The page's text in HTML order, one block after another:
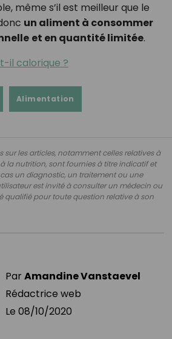
même s’il est meilleur que le
un aliment à consommer
et en quantité limitée.
il calorique ?
Alimentation
sur les articles, notamment celles relatives à
la nutrition, sont fournies à titre indicatif et
un diagnostic, un traitement ou une
est invité à consulter un médecin ou
qualifié pour toute question relative à son
ParAmandine Vanstaevel
Rédactrice web
Le 08/10/2020